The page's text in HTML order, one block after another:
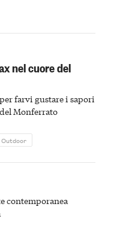
nel cuore del
farvi gustare i sapori
Monferrato
Outdoor
contemporanea